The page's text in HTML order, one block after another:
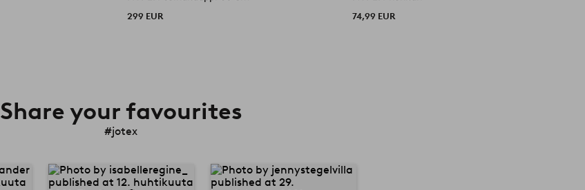
299 EUR 74,99 EUR
Share your favourites
#jotex